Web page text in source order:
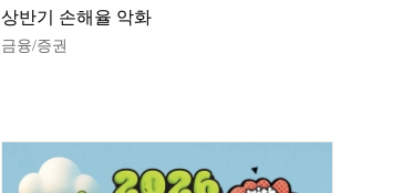
상반기 손해율 악화
금융/증권